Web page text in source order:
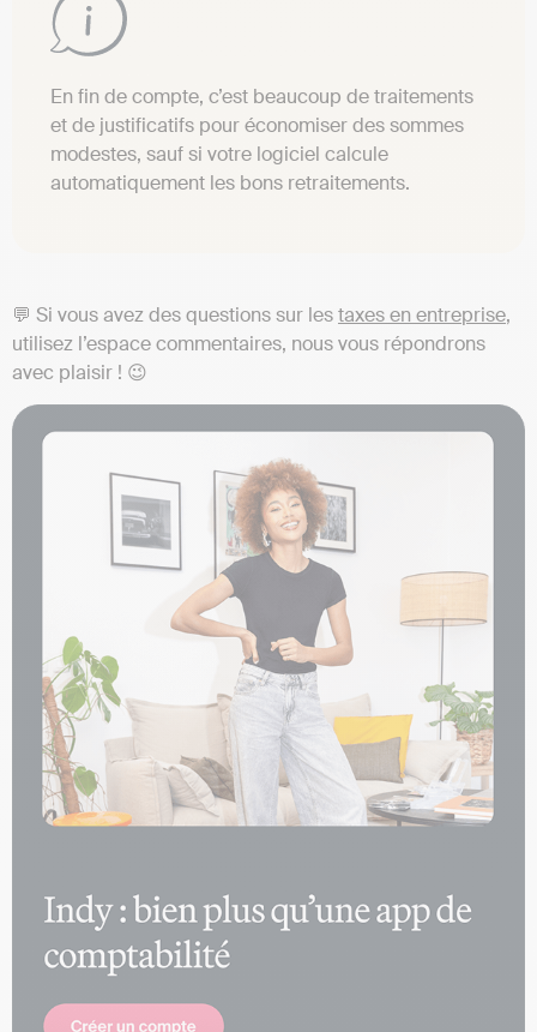
En fin de compte, c’est beaucoup de traitements
et de justificatifs pour économiser des sommes
modestes, sauf si votre logiciel calcule
automatiquement les bons retraitements.
💬 Si vous avez des questions sur lestaxes en entreprise,
utilisez l’espace commentaires, nous vous répondrons
avec plaisir ! 😉